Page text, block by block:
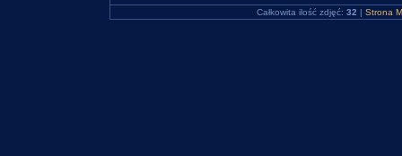
Całkowita ilość zdjęć: 32 | Strona